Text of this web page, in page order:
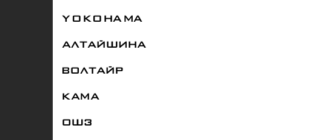
YOKOHAMA
АЛТАЙШИНА
ВОЛТАЙР
КАМА
ОШЗ